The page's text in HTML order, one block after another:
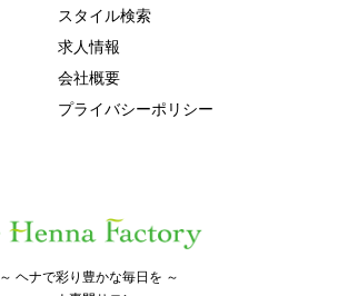
スタイル検索
求人情報
会社概要
プライバシーポリシー
～ ヘナで彩り豊かな毎日を ～